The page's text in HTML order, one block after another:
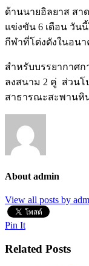
ด้านนายอิลยาส สา
แข่งขัน 6 เดือน วัน
กีฬาที่โด่งดังในอน
สำหรับบรรยากาศ
ลงสนาม 2 คู่ ส่วนโ
สาธารณะสะพานหิ
About admin
View all posts by
Pin It
Related Posts